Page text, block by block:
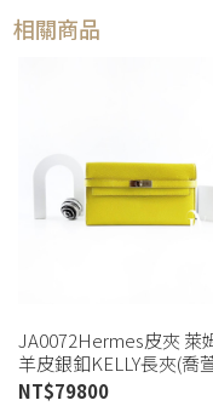
相關商品
JA0072Hermes皮夾 萊
羊皮銀釦KELLY長夾(喬
店)
NT$79800